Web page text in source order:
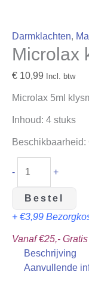
Darmklachten,
Microlax
€ 10,99 Incl. btw
Microlax 5ml
Inhoud: 4 stuks
Beschikbaarheid:
- +
Bestel
+ €3,99
Vanaf €25,-
Beschrijving
Aanvullende